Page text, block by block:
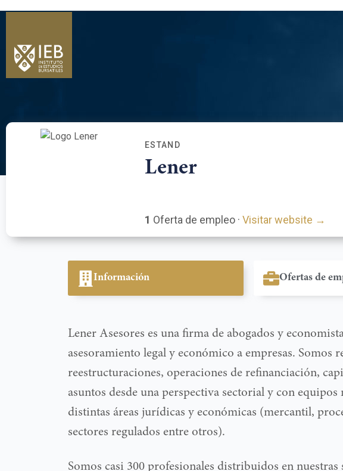
ESTAND
Lener
1 Oferta de empleo · Visitar website →
Información Ofertas de
Lener Asesores es una firma de abogados y
asesoramiento legal y económico a empresas.
reestructuraciones, operaciones de refinanciación,
asuntos desde una perspectiva sectorial y con
distintas áreas jurídicas y económicas (mercantil,
sectores regulados entre otros).
Somos casi 300 profesionales distribuidos en